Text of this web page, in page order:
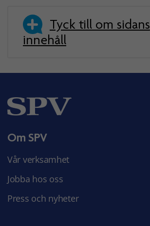
Tyck till om sidans
innehåll
Om SPV
Vår verksamhet
Jobba hos oss
Press och nyheter